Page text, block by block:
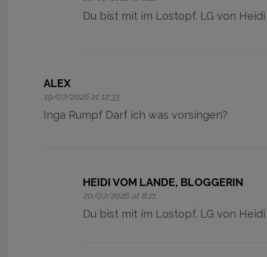
Du bist mit im Lostopf. LG von Heidi
ALEX
19/07/2026 at 12:33
Inga Rumpf Darf ich was vorsingen?
HEIDI VOM LANDE, BLOGGERIN
20/07/2026 at 8:21
Du bist mit im Lostopf. LG von Heidi